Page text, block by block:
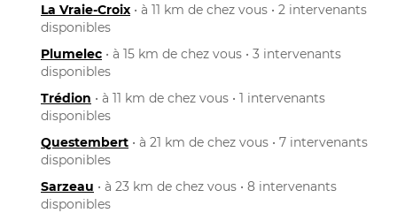
La Vraie-Croix • à 11 km de chez vous • 2 intervenants
disponibles
Plumelec • à 15 km de chez vous • 3 intervenants
disponibles
Trédion • à 11 km de chez vous • 1 intervenants
disponibles
Questembert • à 21 km de chez vous • 7 intervenants
disponibles
Sarzeau • à 23 km de chez vous • 8 intervenants
disponibles